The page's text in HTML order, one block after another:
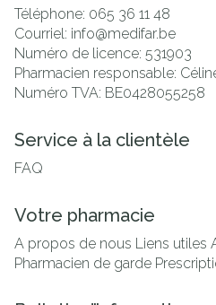
Téléphone: 065 36 11 48
Courriel: info@medifar.be
Numéro de licence: 531903
Pharmacien responsable:
Numéro TVA: BE0428055258
Service à la clientèle
FAQ
Votre pharmacie
A propos de nous Liens utiles
Pharmacien de garde